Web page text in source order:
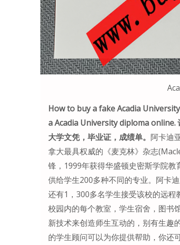
How to buy a fake Acadia
a Acadia University diploma online.
大学文凭，毕业证，成绩单。 阿卡迪
拿大最具权威的《麦克林》杂志
锋，1999年获得华盛顿史密斯学院
供给学生200多种不同的专业。阿卡
还有1，300多名学生接受该校的远程
校园内的每个教室，学生宿舍，图书
新技术来创造师生互动的，别有生趣
的学生顾问可以为你提供帮助，你还